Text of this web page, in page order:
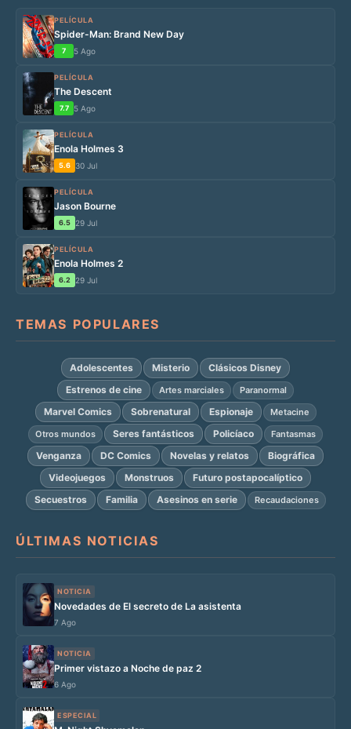
PELÍCULA
Spider-Man: Brand New Day
7 5 Ago
PELÍCULA
The Descent
7.7 5 Ago
PELÍCULA
Enola Holmes 3
5.6 30 Jul
PELÍCULA
Jason Bourne
6.5 29 Jul
PELÍCULA
Enola Holmes 2
6.2 29 Jul
TEMAS POPULARES
Adolescentes Misterio
Clásicos Disney
Estrenos de cine
Artes marciales Paranormal
Marvel Comics Sobrenatural Espionaje
Metacine
Otros mundos
Seres fantásticos Policíaco Fantasmas
Venganza DC Comics Novelas y relatos
Biográfica
Videojuegos
Monstruos
Futuro postapocalíptico
Secuestros
Familia Asesinos en serie Recaudaciones
ÚLTIMAS NOTICIAS
NOTICIA
Novedades de El secreto de La asistenta
7 Ago
NOTICIA
Primer vistazo a Noche de paz 2
6 Ago
ESPECIAL